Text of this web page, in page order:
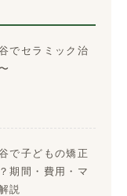
でセラミック治
で子どもの矯正
期間・費用・マ
説